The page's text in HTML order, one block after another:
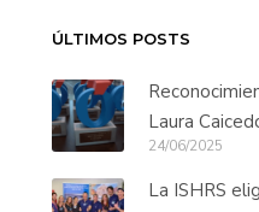
ÚLTIMOS POSTS
Laura
Innovación
Hair
24/06/2025
La ISHRS